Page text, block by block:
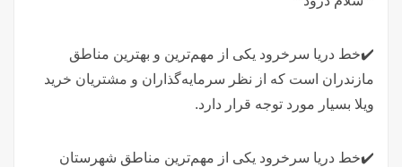
✔️خط دریا سرخرود یکی از مهم‌ترین و بهترین مناطق
مازندران است که از نظر سرمایه‌گذاران و مشتریان خرید
ویلا بسیار مورد توجه قرار دارد.
✔️خط دریا سرخرود یکی از مهم‌ترین مناطق شهرستان